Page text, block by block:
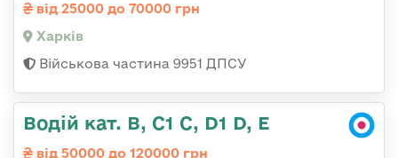
від 25000 до 70000 грн
Харків
Військова частина 9951 ДПСУ
Водій кат. В, С1 С, D1 D, E
від 50000 до 120000 грн